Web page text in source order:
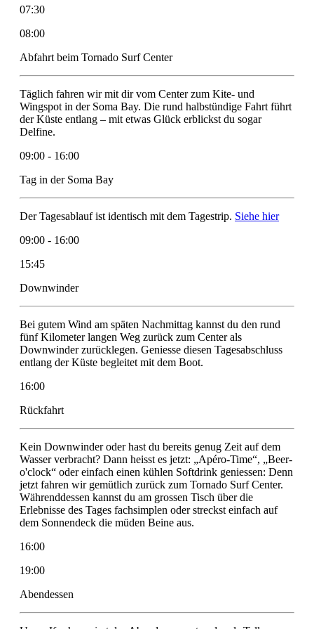
07:30
08:00
Abfahrt beim Tornado Surf Center
Täglich fahren wir mit dir vom Center zum Kite- und
Wingspot in der Soma Bay. Die rund halbstündige Fahrt führt
der Küste entlang – mit etwas Glück erblickst du sogar
Delfine.
09:00 - 16:00
Tag in der Soma Bay
Der Tagesablauf ist identisch mit dem Tagestrip. Siehe hier
09:00 - 16:00
15:45
Downwinder
Bei gutem Wind am späten Nachmittag kannst du den rund
fünf Kilometer langen Weg zurück zum Center als
Downwinder zurücklegen. Geniesse diesen Tagesabschluss
entlang der Küste begleitet mit dem Boot.
16:00
Rückfahrt
Kein Downwinder oder hast du bereits genug Zeit auf dem
Wasser verbracht? Dann heisst es jetzt: „Apéro-Time“, „Beer-
o'clock“ oder einfach einen kühlen Softdrink geniessen: Denn
jetzt fahren wir gemütlich zurück zum Tornado Surf Center.
Währenddessen kannst du am grossen Tisch über die
Erlebnisse des Tages fachsimplen oder streckst einfach auf
dem Sonnendeck die müden Beine aus.
16:00
19:00
Abendessen